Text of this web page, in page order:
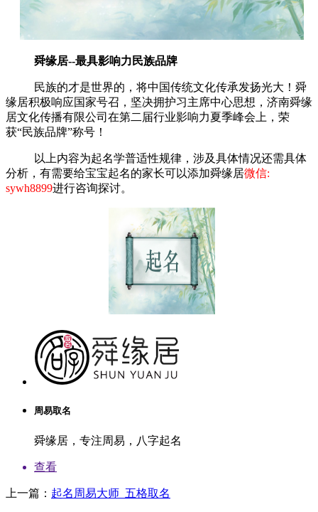
舜缘居--最具影响力民族品牌
民族的才是世界的，将中国传统文化传承发扬光大！舜
缘居积极响应国家号召，坚决拥护习主席中心思想，济南舜缘
居文化传播有限公司在第二届行业影响力夏季峰会上，荣
获“民族品牌”称号！
以上内容为起名学普适性规律，涉及具体情况还需具体
分析，有需要给宝宝起名的家长可以添加舜缘居微信:
sywh8899进行咨询探讨。
周易取名
舜缘居，专注周易，八字起名
查看
上一篇： 起名周易大师_五格取名